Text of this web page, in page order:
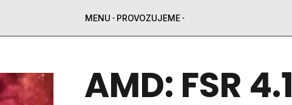
MENU PROVOZUJEME
AMD: FSR